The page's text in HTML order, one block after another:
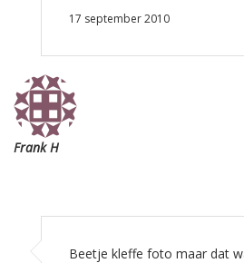
17 september 2010
Frank H
Beetje kleffe foto maar dat